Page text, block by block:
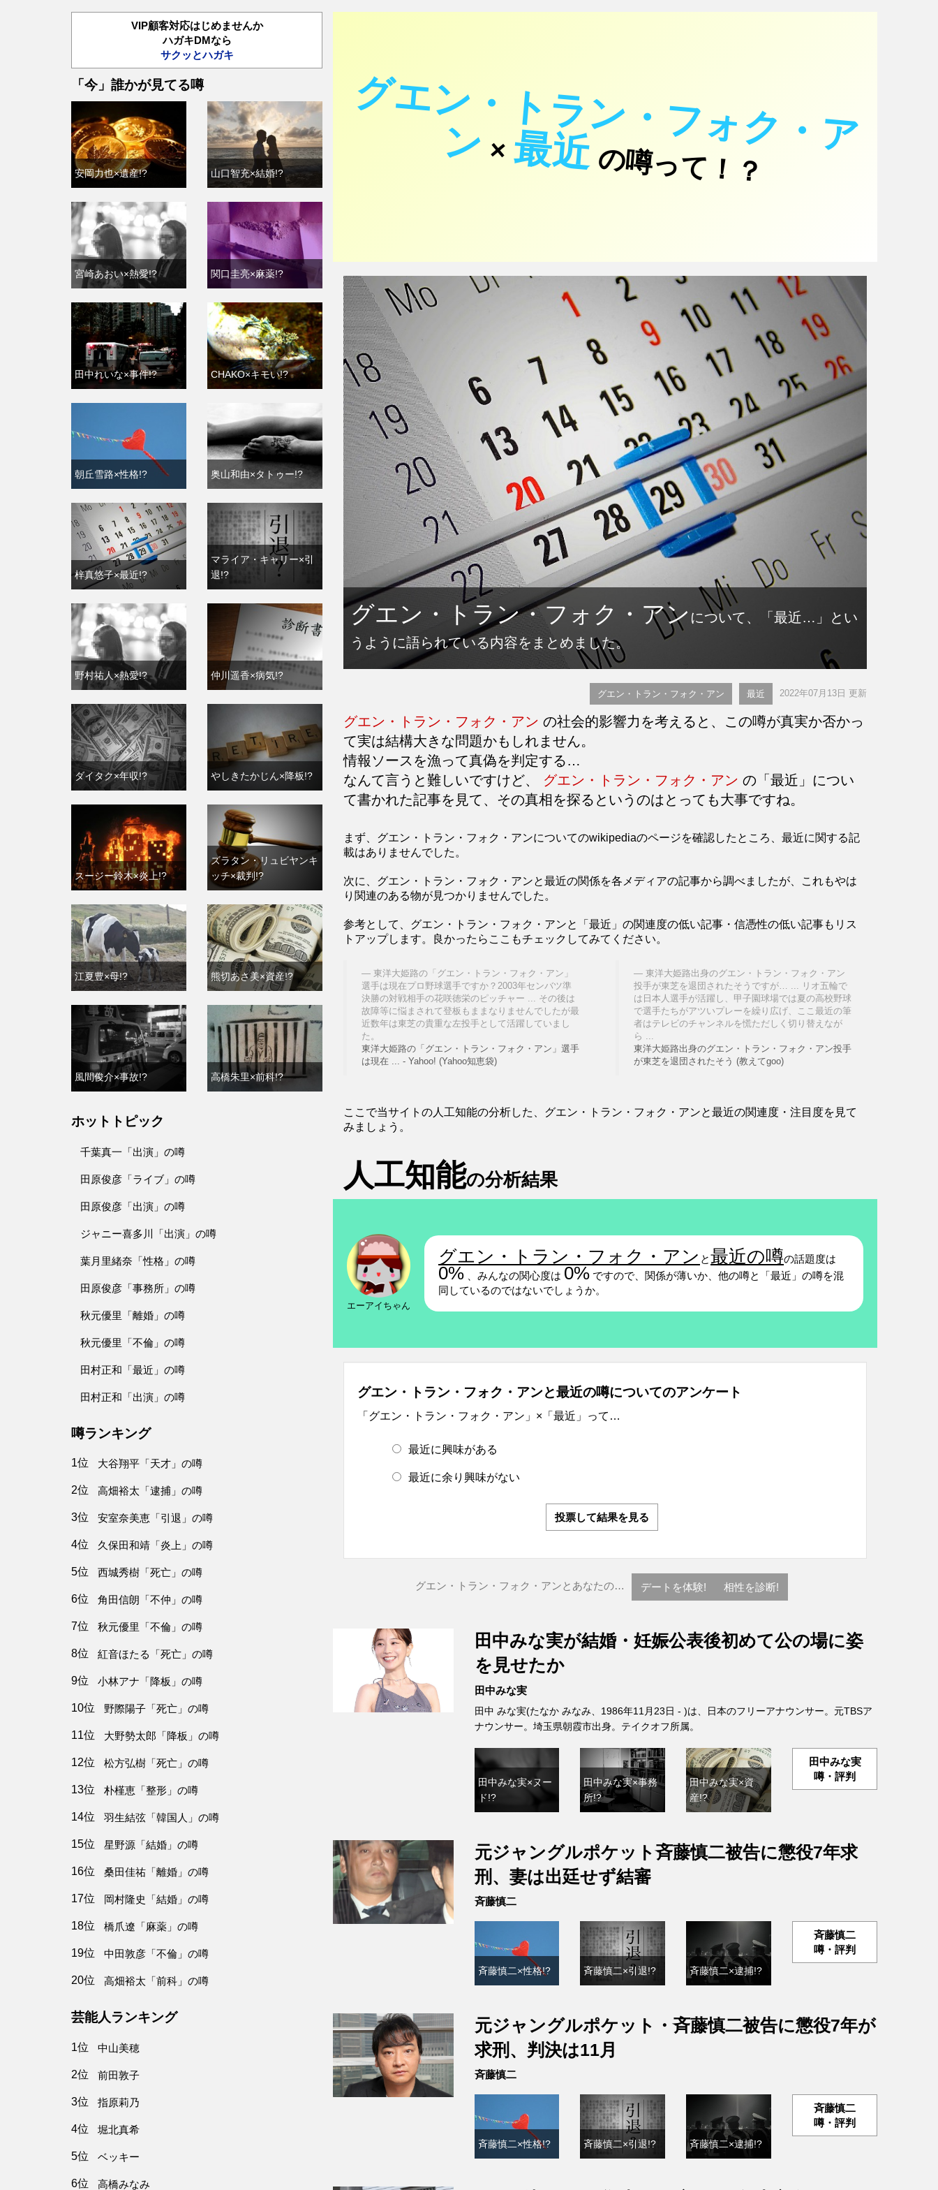
グ
エ
ン
・
ト
ラ
ン
・
フ
ォ
ク
・
ア
ン ×最近の噂って！？
グエン・トラン・フォク・アン について、「最近…」とい
うように語られている内容をまとめました。
グエン・トラン・フォク・アン 最近 2022年07月13日 更新
グエン・トラン・フォク・アン の社会的影響力を考えると、この噂が真実か否かっ
て実は結構大きな問題かもしれません。
情報ソースを漁って真偽を判定する…
なんて言うと難しいですけど、 グエン・トラン・フォク・アン の「最近」につい
て書かれた記事を見て、その真相を探るというのはとっても大事ですね。
まず、グエン・トラン・フォク・アンについてのwikipediaのページを確認したところ、最近に関する記
載はありませんでした。
次に、グエン・トラン・フォク・アンと最近の関係を各メディアの記事から調べましたが、これもやは
り関連のある物が見つかりませんでした。
参考として、グエン・トラン・フォク・アンと「最近」の関連度の低い記事・信憑性の低い記事もリス
トアップします。良かったらここもチェックしてみてください。
東洋大姫路の「グエン・トラン・フォク・アン」
選手は現在プロ野球選手ですか？2003年センバツ準
決勝の対戦相手の花咲徳栄のピッチャー ... その後は
故障等に悩まされて登板もままなりませんでしたが最
近数年は東芝の貴重な左投手として活躍していまし
た。
東洋大姫路の「グエン・トラン・フォク・アン」選手
は現在 ... - Yahoo! (Yahoo知恵袋)
東洋大姫路出身のグエン・トラン・フォク・アン
投手が東芝を退団されたそうですが… ... リオ五輪で
は日本人選手が活躍し、甲子園球場では夏の高校野球
で選手たちがアツいプレーを繰り広げ、ここ最近の筆
者はテレビのチャンネルを慌ただしく切り替えなが
ら ...
東洋大姫路出身のグエン・トラン・フォク・アン投手
が東芝を退団されたそう (教えてgoo)
ここで当サイトの人工知能の分析した、グエン・トラン・フォク・アンと最近の関連度・注目度を見て
みましょう。
人工知能の分析結果
エーアイちゃん
グエン・トラン・フォク・アン と最近の噂の話題度は
0% 、みんなの関心度は 0% ですので、関係が薄いか、他の噂と「最近」の噂を混
同しているのではないでしょうか。
グエン・トラン・フォク・アンと最近の噂についてのアンケート
「グエン・トラン・フォク・アン」×「最近」って…
最近に興味がある
最近に余り興味がない
投票して結果を見る
グエン・トラン・フォク・アンとあなたの… デートを体験! 相性を診断!
田中みな実が結婚・妊娠公表後初めて公の場に姿
を見せたか
田中みな実
田中 みな実(たなか みなみ、1986年11月23日 - )は、日本のフリーアナウンサー。元TBSア
ナウンサー。埼玉県朝霞市出身。テイクオフ所属。
田中みな実×ヌー
ド!?
田中みな実×事務
所!?
田中みな実×資
産!?
田中みな実
噂・評判
元ジャングルポケット斉藤慎二被告に懲役7年求
刑、妻は出廷せず結審
斉藤慎二
斉藤慎二×性格!? 斉藤慎二×引退!? 斉藤慎二×逮捕!?
斉藤慎二
噂・評判
元ジャングルポケット・斉藤慎二被告に懲役7年が
求刑、判決は11月
斉藤慎二
斉藤慎二×性格!? 斉藤慎二×引退!? 斉藤慎二×逮捕!?
斉藤慎二
噂・評判
VIP顧客対応はじめませんか
ハガキDMなら
サクッとハガキ
「今」誰かが見てる噂
安岡力也×遺産!? 山口智充×結婚!?
宮崎あおい×熱愛!? 関口圭亮×麻薬!?
田中れいな×事件!? CHAKO×キモい!?
朝丘雪路×性格!? 奥山和由×タトゥー!?
梓真悠子×最近!?
マライア・キャリー×引
退!?
野村祐人×熱愛!? 仲川遥香×病気!?
ダイタク×年収!? やしきたかじん×降板!?
スージー鈴木×炎上!?
ズラタン・リュビヤンキ
ッチ×裁判!?
江夏豊×母!? 熊切あさ美×資産!?
風間俊介×事故!? 高橋朱里×前科!?
ホットトピック
千葉真一「出演」の噂
田原俊彦「ライブ」の噂
田原俊彦「出演」の噂
ジャニー喜多川「出演」の噂
葉月里緒奈「性格」の噂
田原俊彦「事務所」の噂
秋元優里「離婚」の噂
秋元優里「不倫」の噂
田村正和「最近」の噂
田村正和「出演」の噂
噂ランキング
1位 大谷翔平「天才」の噂
2位 高畑裕太「逮捕」の噂
3位 安室奈美恵「引退」の噂
4位 久保田和靖「炎上」の噂
5位 西城秀樹「死亡」の噂
6位 角田信朗「不仲」の噂
7位 秋元優里「不倫」の噂
8位 紅音ほたる「死亡」の噂
9位 小林アナ「降板」の噂
10位 野際陽子「死亡」の噂
11位 大野勢太郎「降板」の噂
12位 松方弘樹「死亡」の噂
13位 朴槿恵「整形」の噂
14位 羽生結弦「韓国人」の噂
15位 星野源「結婚」の噂
16位 桑田佳祐「離婚」の噂
17位 岡村隆史「結婚」の噂
18位 橋爪遼「麻薬」の噂
19位 中田敦彦「不倫」の噂
20位 高畑裕太「前科」の噂
芸能人ランキング
1位 中山美穂
2位 前田敦子
3位 指原莉乃
4位 堀北真希
5位 ベッキー
6位 高橋みなみ